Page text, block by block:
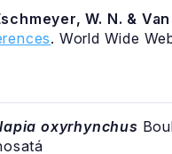
W. N. &
. World Wide
oxyrhynchus